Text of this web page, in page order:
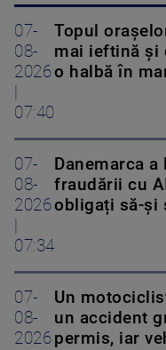
07-
08-
2026
07:40
Topul
mai ieftină și
o halbă în
07-
08-
2026
07:34
Danemarca
fraudării cu
obligați să-și
07-
08-
2026
Un
un accident
permis, iar